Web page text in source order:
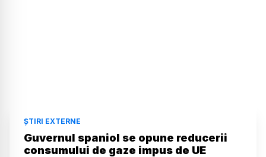
ȘTIRI EXTERNE
Guvernul spaniol se opune reducerii
consumului de gaze impus de UE